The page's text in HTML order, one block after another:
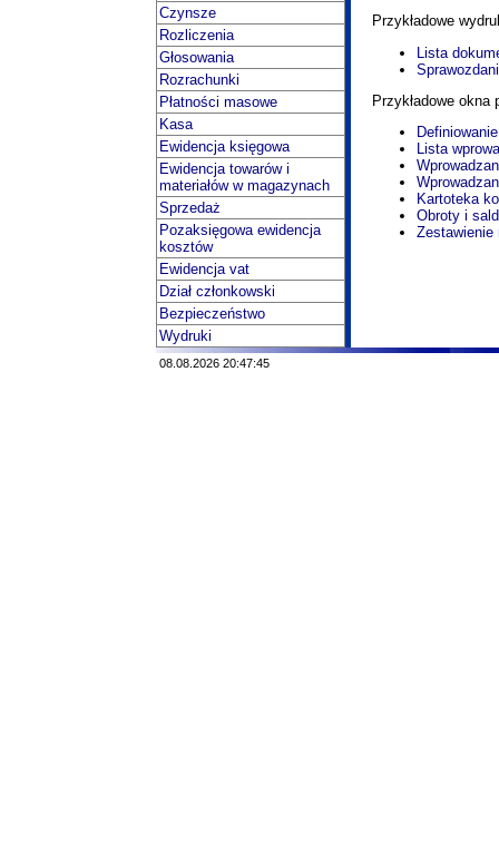
Czynsze
Rozliczenia
Głosowania
Rozrachunki
Płatności masowe
Kasa
Ewidencja księgowa
Ewidencja towarów i
materiałów w magazynach
Sprzedaż
Pozaksięgowa ewidencja
kosztów
Ewidencja vat
Dział członkowski
Bezpieczeństwo
Wydruki
Przykładowe
Lista
Przykładowe okna
Lista
Kartoteka
Obroty i
Zestawienie
08.08.2026 20:47:45